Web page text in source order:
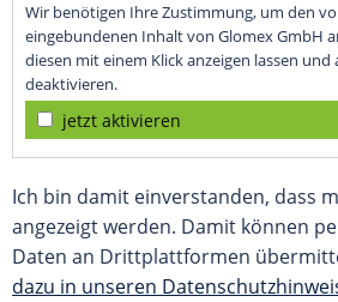
Wir benötigen Ihre Zustimmung, um den
eingebundenen Inhalt von Glomex GmbH
diesen mit einem Klick anzeigen lassen und
deaktivieren.
jetzt aktivieren
Ich bin damit einverstanden, dass
angezeigt werden. Damit können
Daten an Drittplattformen
dazu in unseren